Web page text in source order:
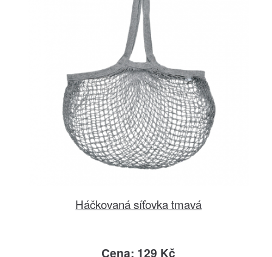
Háčkovaná síťovka tmavá
Cena: 129 Kč